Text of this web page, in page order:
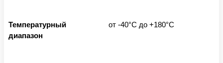
Температурный
диапазон
от -40°C до +180°C